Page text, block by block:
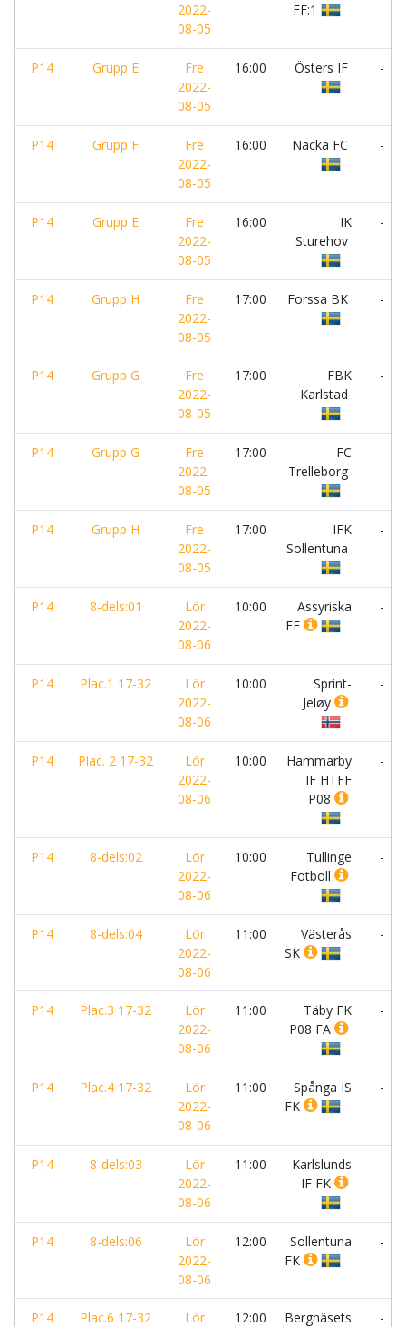
2022-
08-05
FF:1
P14 Grupp E
Fre
2022-
08-05
16:00 Östers IF -
P14 Grupp F
Fre
2022-
08-05
16:00 Nacka FC -
P14 Grupp E
Fre
2022-
08-05
16:00
IK
Sturehov
-
P14 Grupp H
Fre
2022-
08-05
17:00 Forssa BK -
P14 Grupp G
Fre
2022-
08-05
17:00
FBK
Karlstad
-
P14 Grupp G
Fre
2022-
08-05
17:00
FC
Trelleborg
-
P14 Grupp H
Fre
2022-
08-05
17:00
IFK
Sollentuna
-
P14 8-dels:01
Lör
2022-
08-06
10:00
Assyriska
FF
-
P14 Plac.1 17-32
Lör
2022-
08-06
10:00
Sprint-
Jeløy
-
P14 Plac. 2 17-32
Lör
2022-
08-06
10:00
Hammarby
IF HTFF
P08
-
P14 8-dels:02
Lör
2022-
08-06
10:00
Tullinge
Fotboll
-
P14 8-dels:04
Lör
2022-
08-06
11:00
Västerås
SK
-
P14 Plac.3 17-32
Lör
2022-
08-06
11:00
Täby FK
P08 FA
-
P14 Plac.4 17-32
Lör
2022-
08-06
11:00
Spånga IS
FK
-
P14 8-dels:03
Lör
2022-
08-06
11:00
Karlslunds
IF FK
-
P14 8-dels:06
Lör
2022-
08-06
12:00
Sollentuna
FK
-
P14 Plac.6 17-32
Lör
12:00
Bergnäsets
-